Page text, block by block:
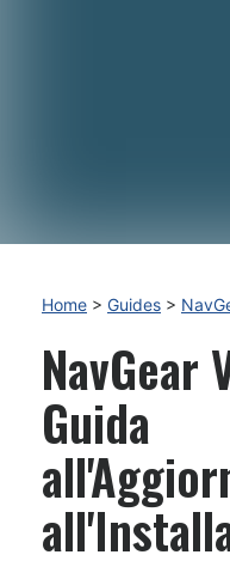
Home > Guides >
NavGear
Guida